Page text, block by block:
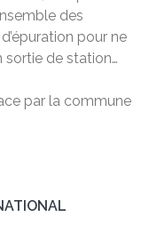
des
pour ne
sortie de station…
par la commune